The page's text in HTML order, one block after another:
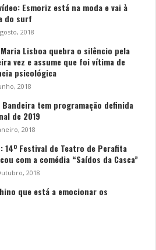
Esmoriz está na moda e vai à
do surf
2018
Lisboa quebra o silêncio pela
vez e assume que foi vítima de
psicológica
2018
Bandeira tem programação definida
de 2019
2018
14º Festival de Teatro de Perafita
com a comédia “Saídos da Casca”
2018
que está a emocionar os